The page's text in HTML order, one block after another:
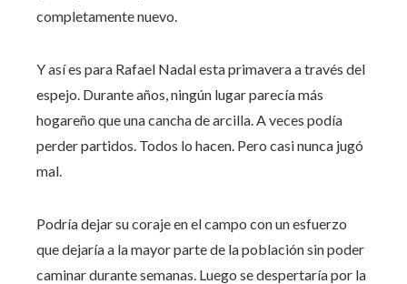
completamente nuevo.
Y así es para Rafael Nadal esta primavera a través del
espejo. Durante años, ningún lugar parecía más
hogareño que una cancha de arcilla. A veces podía
perder partidos. Todos lo hacen. Pero casi nunca jugó
mal.
Podría dejar su coraje en el campo con un esfuerzo
que dejaría a la mayor parte de la población sin poder
caminar durante semanas. Luego se despertaría por la